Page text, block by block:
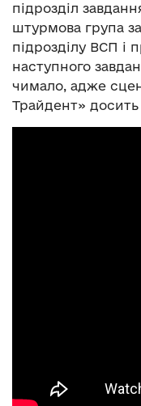
підрозділ
штурмова група
підрозділу ВСП і
наступного
чимало, адже
Трайдент»